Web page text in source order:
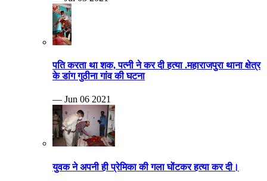
पति करता था शक, पत्नी ने कर दी हत्या .महाराजपुरा थाना क्षेत्र
के डांग गुठीना गांव की घटना
— Jun 06 2021
युवक ने अपनी ही प्रेमिका की गला घोंटकर हत्या कर दी।